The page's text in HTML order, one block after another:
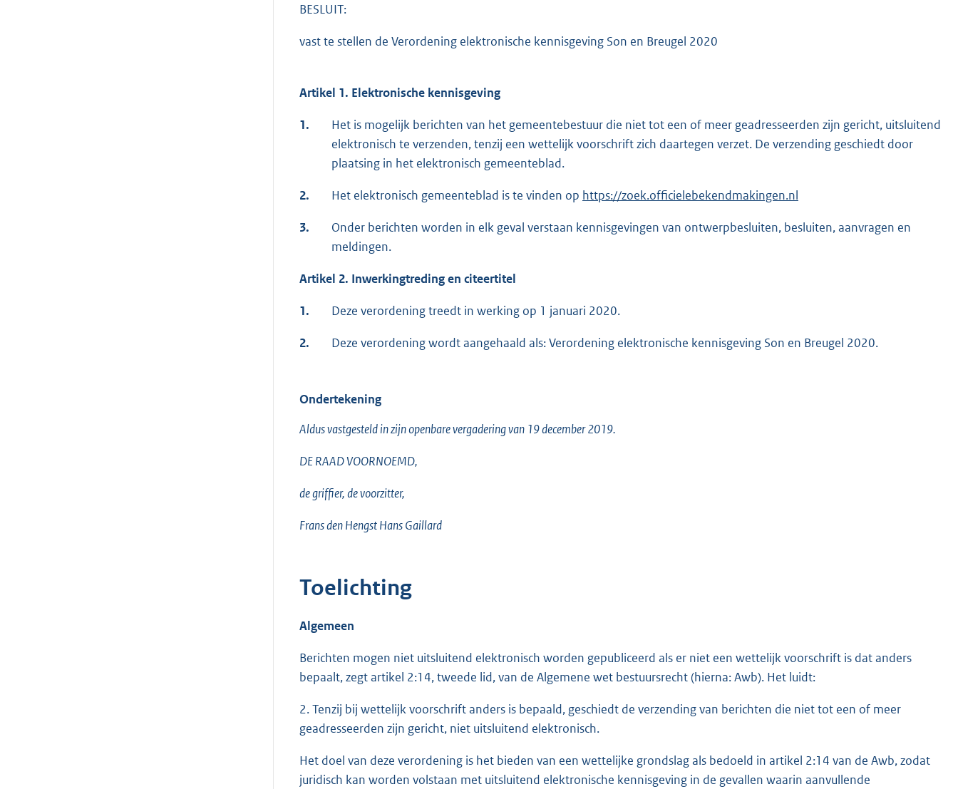
BESLUIT:
vast te stellen de Verordening elektronische kennisgeving Son en Breugel 2020
Artikel 1. Elektronische kennisgeving
1.
Het is mogelijk berichten van het gemeentebestuur die niet tot een of meer geadresseerden zijn gericht, uitsluitend
elektronisch te verzenden, tenzij een wettelijk voorschrift zich daartegen verzet. De verzending geschiedt door
plaatsing in het elektronisch gemeenteblad.
2. Het elektronisch gemeenteblad is te vinden op https://zoek.officielebekendmakingen.nl
3.
Onder berichten worden in elk geval verstaan kennisgevingen van ontwerpbesluiten, besluiten, aanvragen en
meldingen.
Artikel 2. Inwerkingtreding en citeertitel
1. Deze verordening treedt in werking op 1 januari 2020.
2. Deze verordening wordt aangehaald als: Verordening elektronische kennisgeving Son en Breugel 2020.
Ondertekening
Aldus vastgesteld in zijn openbare vergadering van 19 december 2019.
DE RAAD VOORNOEMD,
de griffier, de voorzitter,
Frans den Hengst Hans Gaillard
Toelichting
Algemeen
Berichten mogen niet uitsluitend elektronisch worden gepubliceerd als er niet een wettelijk voorschrift is dat anders
bepaalt, zegt artikel 2:14, tweede lid, van de Algemene wet bestuursrecht (hierna: Awb). Het luidt:
2. Tenzij bij wettelijk voorschrift anders is bepaald, geschiedt de verzending van berichten die niet tot een of meer
geadresseerden zijn gericht, niet uitsluitend elektronisch.
Het doel van deze verordening is het bieden van een wettelijke grondslag als bedoeld in artikel 2:14 van de Awb, zodat
juridisch kan worden volstaan met uitsluitend elektronische kennisgeving in de gevallen waarin aanvullende